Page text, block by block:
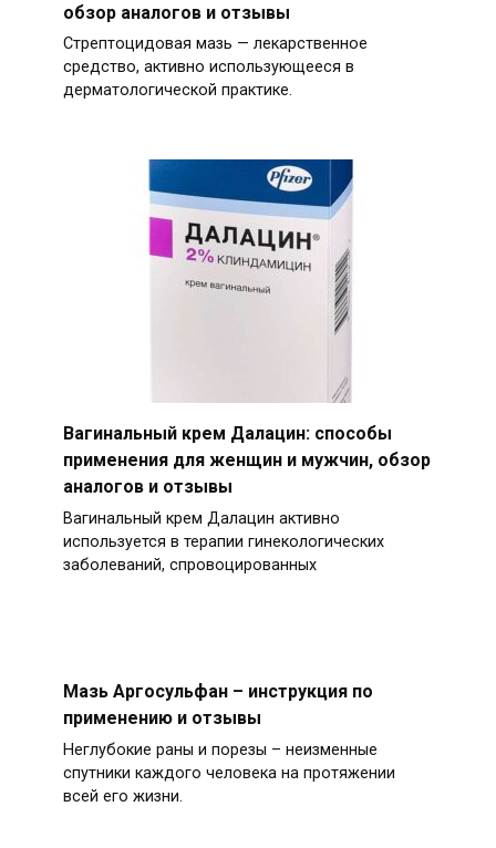
обзор аналогов и отзывы
Стрептоцидовая мазь — лекарственное
средство, активно использующееся в
дерматологической практике.
Вагинальный крем Далацин: способы
применения для женщин и мужчин, обзор
аналогов и отзывы
Вагинальный крем Далацин активно
используется в терапии гинекологических
заболеваний, спровоцированных
Мазь Аргосульфан – инструкция по
применению и отзывы
Неглубокие раны и порезы – неизменные
спутники каждого человека на протяжении
всей его жизни.